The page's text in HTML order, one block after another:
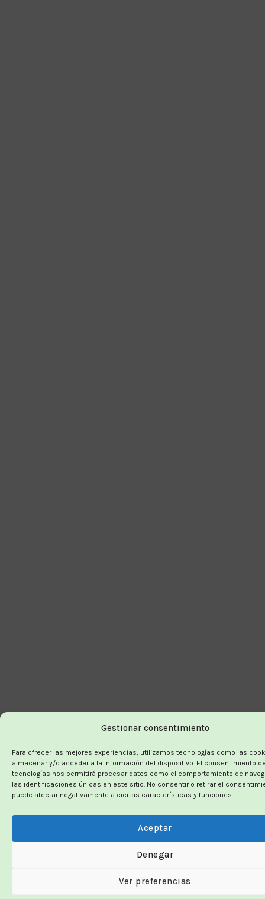
Gestionar consentimiento
Para ofrecer las mejores experiencias, utilizamos tecnologías como las
almacenar y/o acceder a la información del dispositivo. El consentimiento
tecnologías nos permitirá procesar datos como el comportamiento de
las identificaciones únicas en este sitio. No consentir o retirar el
puede afectar negativamente a ciertas características y funciones.
Aceptar
Denegar
Ver preferencias